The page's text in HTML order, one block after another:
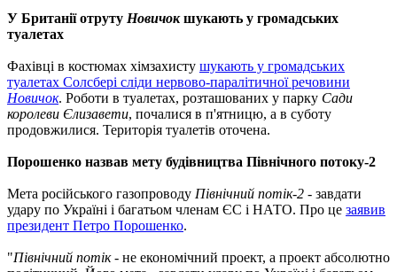
У Британії отруту Новичокшукають у громадських
туалетах
Фахівці в костюмах хімзахисту шукають у громадських
туалетах Солсбері сліди нервово-паралітичної речовини
Новичок. Роботи в туалетах, розташованих у парку Сади
королеви Єлизавети, почалися в п'ятницю, а в суботу
продовжилися. Територія туалетів оточена.
Порошенко назвав мету будівництва Північного потоку-2
Мета російського газопроводу Північний потік-2 - завдати
удару по Україні і багатьом членам ЄС і НАТО. Про це заявив
президент Петро Порошенко.
"Північний потік- не економічний проект, а проект абсолютно